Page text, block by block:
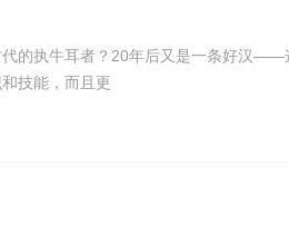
的执牛耳者？20年后又是一条好汉——
技能，而且更